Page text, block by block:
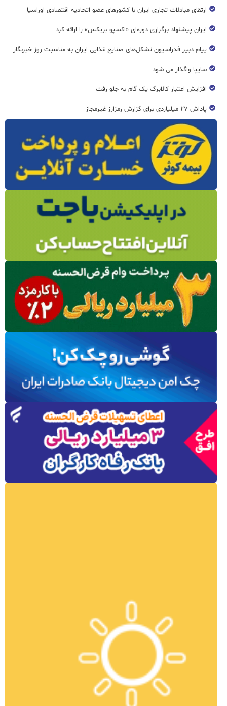
ارتقای مبادلات تجاری ایران با کشورهای عضو اتحادیه اقتصادی اوراسیا
ایران پیشنهاد برگزاری دوره‌ای «اکسپو بریکس» را ارائه کرد
پیام دبیر فدراسیون تشکل‌های صنایع غذایی ایران به مناسبت روز خبرنگار
سایپا واگذار می شود
افزایش اعتبار کالابرگ یک گام به جلو رفت
پاداش ۲۷ میلیاردی برای گزارش رمزارز غیرمجاز